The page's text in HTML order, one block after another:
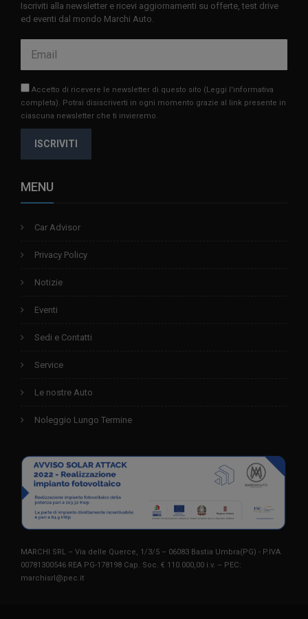
Iscriviti alla newsletter e ricevi aggiornamenti su offerte, test drive
ed eventi dal mondo Marchi Auto.
Accetto di ricevere le newsletter di questo sito (Leggi l'informativa
completa). Potrai disiscriverti in ogni momento grazie al link presente in
ciascuna newsletter che ti invieremo.
ISCRIVITI
MENU
Car Advisor
Privacy Policy
Notizie
Eventi
Sedi e Contatti
Service
Le nostre Auto
Noleggio Lungo Termine
MARCHI SRL – Via delle Querce, 1/3/5 – 06083 Bastia Umbra(PG) - P.IVA
00781300546 REA PG-178198 Cap. Soc. € 110.000,00 i.v. – PEC:
marchisrl@pec.it